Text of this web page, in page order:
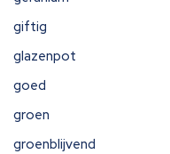
giftig
glazenpot
goed
groen
groenblijvend